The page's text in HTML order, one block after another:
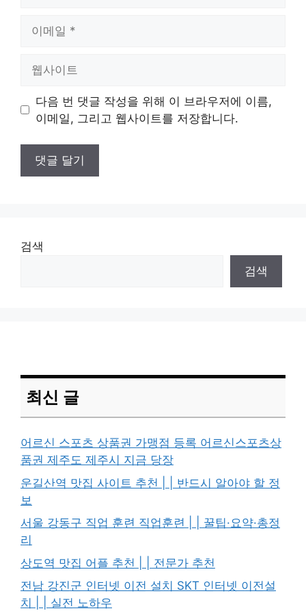
트
다음 번 댓글 작성을 위해 이 브라우저에 이름,
이메일, 그리고 웹사이트를 저장합니다.
검색
검색
최신 글
어르신 스포츠 상품권 가맹점 등록 어르신스포츠상
품권 제주도 제주시 지금 당장
운길산역 맛집 사이트 추천 | | 반드시 알아야 할 정
보
서울 강동구 직업 훈련 직업훈련 | | 꿀팁·요약·총정
리
상도역 맛집 어플 추천 | | 전문가 추천
전남 강진군 인터넷 이전 설치 SKT 인터넷 이전설
치 | | 실전 노하우